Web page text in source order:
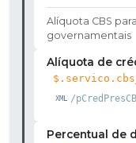
Alíquota CBS
governamentais
Alíquota de
/
Percentual de